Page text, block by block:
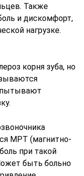
быть больно
свидетельствует
болезнь.
Запускание
способно
рака. В более
остехондроз,
осложнениями.